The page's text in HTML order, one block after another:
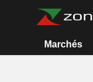
Marchés